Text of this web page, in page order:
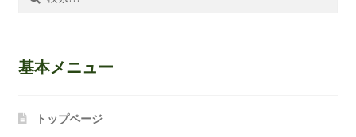
基本メニュー
トップページ